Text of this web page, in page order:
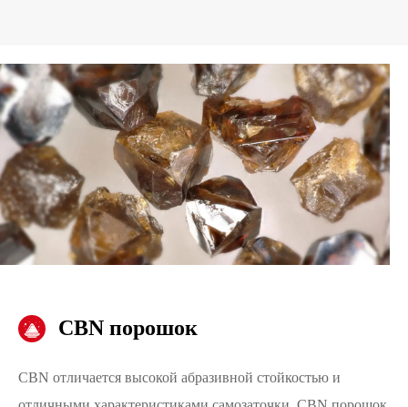
CBN порошок
CBN отличается высокой абразивной стойкостью и